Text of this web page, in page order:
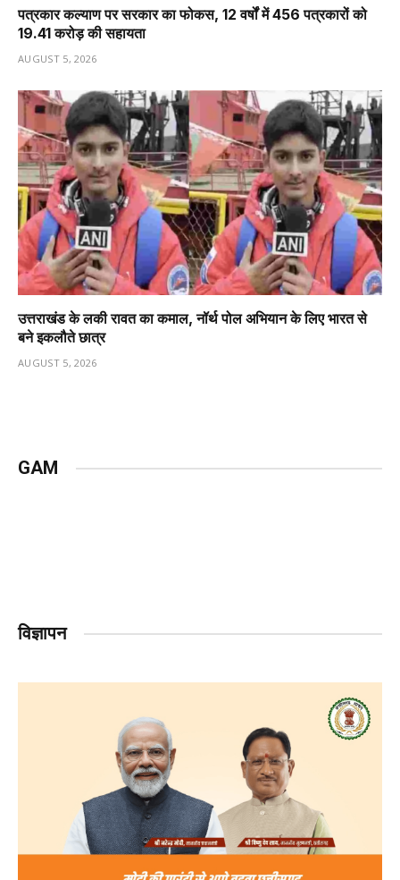
पत्रकार कल्याण पर सरकार का फोकस, 12 वर्षों में 456 पत्रकारों को
19.41 करोड़ की सहायता
AUGUST 5, 2026
उत्तराखंड के लकी रावत का कमाल, नॉर्थ पोल अभियान के लिए भारत से
बने इकलौते छात्र
AUGUST 5, 2026
GAM
विज्ञापन